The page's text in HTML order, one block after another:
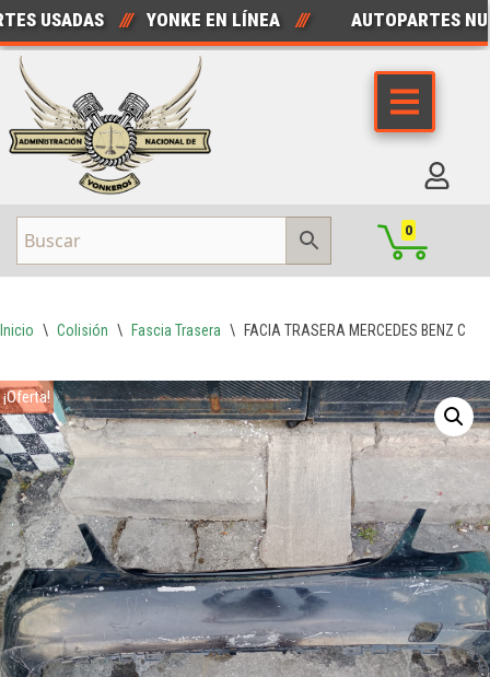
Saltar
al
contenido
USADAS /// YONKE EN LÍNEA /// AUTOPARTES
0
Inicio \ Colisión \ Fascia Trasera \ FACIA TRASERA MERCEDES BENZ
¡Oferta!